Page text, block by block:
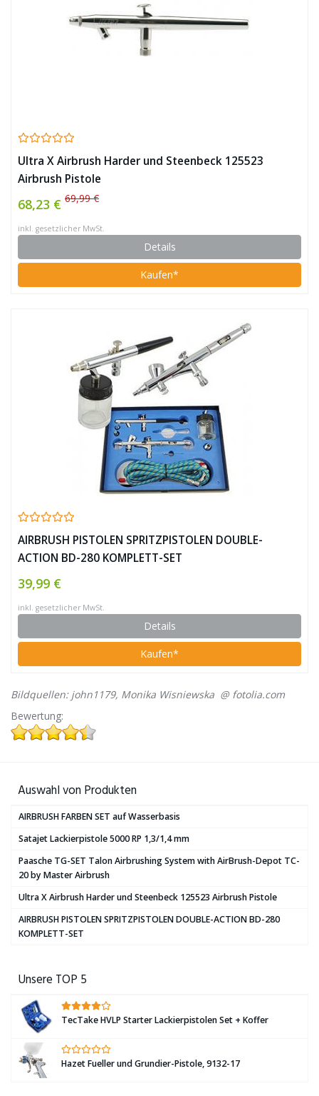
Ultra X Airbrush Harder und Steenbeck 125523
Airbrush Pistole
68,23 € 69,99 €
inkl. gesetzlicher MwSt.
Details
Kaufen*
AIRBRUSH PISTOLEN SPRITZPISTOLEN DOUBLE-
ACTION BD-280 KOMPLETT-SET
39,99 €
inkl. gesetzlicher MwSt.
Details
Kaufen*
Bildquellen: john1179, Monika Wisniewska @ fotolia.com
Bewertung:
Auswahl von Produkten
AIRBRUSH FARBEN SET auf Wasserbasis
Satajet Lackierpistole 5000 RP 1,3/1,4 mm
Paasche TG-SET Talon Airbrushing System with AirBrush-Depot TC-
20 by Master Airbrush
Ultra X Airbrush Harder und Steenbeck 125523 Airbrush Pistole
AIRBRUSH PISTOLEN SPRITZPISTOLEN DOUBLE-ACTION BD-280
KOMPLETT-SET
Unsere TOP 5
TecTake HVLP Starter Lackierpistolen Set + Koffer
Hazet Fueller und Grundier-Pistole, 9132-17